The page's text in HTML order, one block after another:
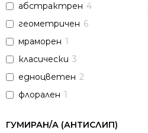
абстрактрен 4
геометричен 6
мраморен 1
класически 3
едноцветен 2
флорален 1
ГУМИРАН/А (АНТИСЛИП)